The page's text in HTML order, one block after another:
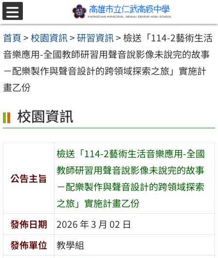
跳至主要內容區
選
單
首頁>校園資訊>研習資訊> 檢送「114-2藝術生活
音樂應用-全國教師研習用聲音說影像未說完的故事
－配樂製作與聲音設計的跨領域探索之旅」實施計
畫乙份
校園資訊
公告主旨
檢送「114-2藝術生活音樂應用-全國
教師研習用聲音說影像未說完的故事
－配樂製作與聲音設計的跨領域探索
之旅」實施計畫乙份
發佈日期
2026 年 3 月 02 日
發佈單位
教學組